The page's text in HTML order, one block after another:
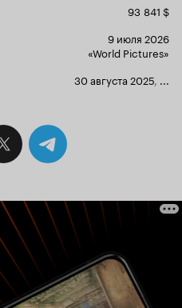
93 841 $
9 июля 2026
«World Pictures»
30 августа 2025